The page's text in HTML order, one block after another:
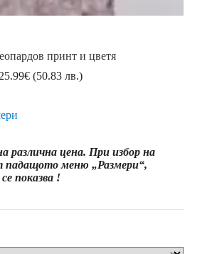
принт и цветя
25.99€ (50.83 лв.)Price
25.99€
(50.83
различна цена. При избор на
падащото меню „Размери“,
показва !